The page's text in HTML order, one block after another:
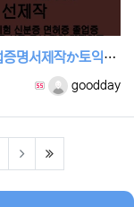
대학교졸업증명서제작か토익대리시험か톡상담 xbc55-텔레…
등록자 goodday
(last)